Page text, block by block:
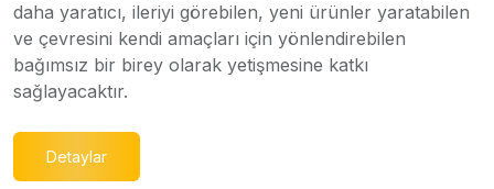
daha yaratıcı, ileriyi görebilen, yeni ürünler yaratabilen
ve çevresini kendi amaçları için yönlendirebilen
bağımsız bir birey olarak yetişmesine katkı
sağlayacaktır.
Detaylar